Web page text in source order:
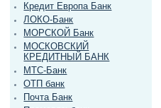
Кредит Европа Банк
ЛОКО-Банк
МОРСКОЙ Банк
МОСКОВСКИЙ
КРЕДИТНЫЙ БАНК
МТС-Банк
ОТП банк
Почта Банк